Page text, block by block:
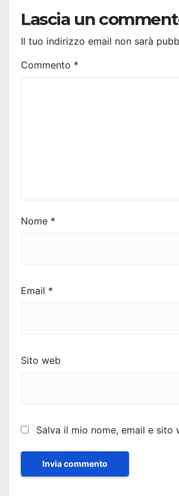
Lascia un
Il tuo indirizzo email non sarà
Commento *
Nome *
Email *
Sito web
Salva il mio nome, email e